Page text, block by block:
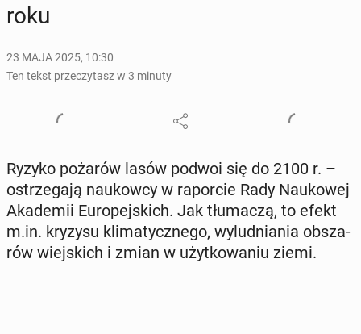
roku
23 MAJA 2025, 10:30
Ten tekst przeczytasz w 3 minuty
Ryzyko pożarów lasów podwoi się do 2100 r. –
ostrze­ga­ją na­ukow­cy w ra­por­cie Rady Na­uko­wej
Aka­de­mii Eu­ro­pej­skich. Jak tłu­ma­czą, to efekt
m.in. kryzysu kli­ma­tycz­ne­go, wy­lud­nia­nia ob­sza­
rów wiej­skich i zmian w użyt­ko­wa­niu ziemi.